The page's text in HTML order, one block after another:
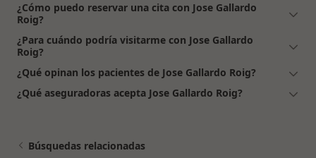
¿Cómo puedo reservar una cita con Jose Gallardo
Roig?
¿Para cuándo podría visitarme con Jose Gallardo
Roig?
¿Qué opinan los pacientes de Jose Gallardo Roig?
¿Qué aseguradoras acepta Jose Gallardo Roig?
Búsquedas relacionadas